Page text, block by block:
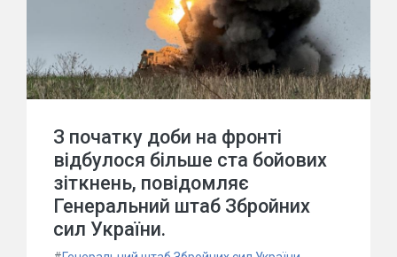
З початку доби на фронті
відбулося більше ста бойових
зіткнень, повідомляє
Генеральний штаб Збройних
сил України.